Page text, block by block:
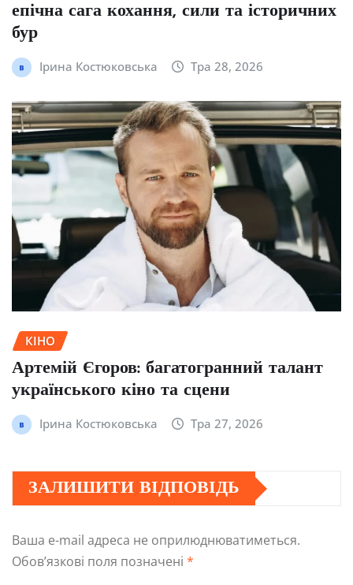
епічна сага кохання, сили та історичних
бур
Ірина Костюковська Тра 28, 2026
КІНО
Артемій Єгоров: багатогранний талант
українського кіно та сцени
Ірина Костюковська Тра 27, 2026
ЗАЛИШИТИ ВІДПОВІДЬ
Ваша e-mail адреса не оприлюднюватиметься.
Обов’язкові поля позначені *